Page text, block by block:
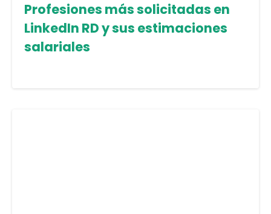
Profesiones más solicitadas en
LinkedIn RD y sus estimaciones
salariales